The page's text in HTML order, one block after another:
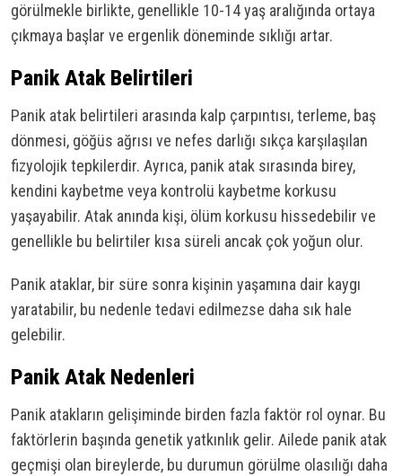
görülmekle birlikte, genellikle 10-14 yaş aralığında ortaya
çıkmaya başlar ve ergenlik döneminde sıklığı artar.
Panik Atak Belirtileri
Panik atak belirtileri arasında kalp çarpıntısı, terleme, baş
dönmesi, göğüs ağrısı ve nefes darlığı sıkça karşılaşılan
fizyolojik tepkilerdir. Ayrıca, panik atak sırasında birey,
kendini kaybetme veya kontrolü kaybetme korkusu
yaşayabilir. Atak anında kişi, ölüm korkusu hissedebilir ve
genellikle bu belirtiler kısa süreli ancak çok yoğun olur.
Panik ataklar, bir süre sonra kişinin yaşamına dair kaygı
yaratabilir, bu nedenle tedavi edilmezse daha sık hale
gelebilir.
Panik Atak Nedenleri
Panik atakların gelişiminde birden fazla faktör rol oynar. Bu
faktörlerin başında genetik yatkınlık gelir. Ailede panik atak
geçmişi olan bireylerde, bu durumun görülme olasılığı daha